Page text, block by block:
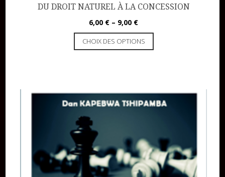
DU DROIT NATUREL À LA CONCESSION
6,00 € – 9,00 €
CHOIX DES OPTIONS